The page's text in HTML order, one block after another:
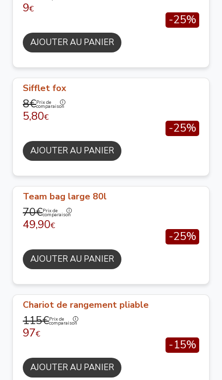
9€
-25%
AJOUTER AU PANIER
Sifflet fox
8€Prix de
comparaison
5,80€
-25%
AJOUTER AU PANIER
Team bag large 80l
70€Prix de
comparaison
49,90€
-25%
AJOUTER AU PANIER
Chariot de rangement pliable
115€Prix de
comparaison
97€
-15%
AJOUTER AU PANIER